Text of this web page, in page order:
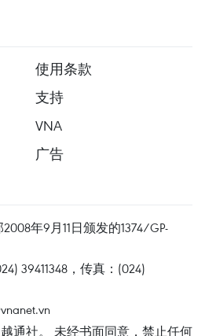
使用条款
支持
VNA
广告
年9月11日颁发的1374/GP-
39411348，传真：(024)
通社。 未经书面同意，禁止任何